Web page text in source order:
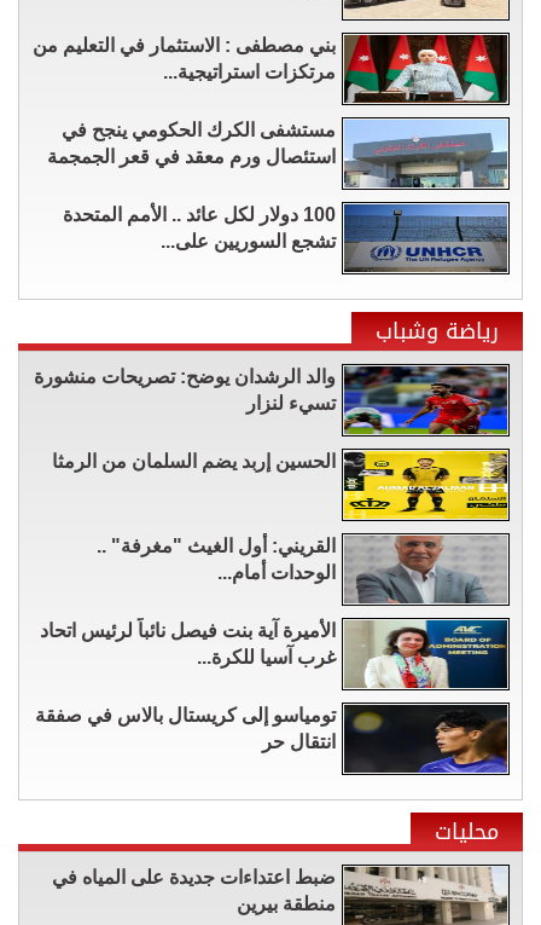
بني مصطفى : الاستثمار في التعليم من
مرتكزات استراتيجية...
مستشفى الكرك الحكومي ينجح في
استئصال ورم معقد في قعر الجمجمة
100 دولار لكل عائد .. الأمم المتحدة
تشجع السوريين على...
رياضة وشباب
والد الرشدان يوضح: تصريحات منشورة
تسيء لنزار
الحسين إربد يضم السلمان من الرمثا
القريني: أول الغيث "مغرفة" ..
الوحدات أمام...
الأميرة آية بنت فيصل نائباً لرئيس اتحاد
غرب آسيا للكرة...
تومياسو إلى كريستال بالاس في صفقة
انتقال حر
محليات
ضبط اعتداءات جديدة على المياه في
منطقة بيرين